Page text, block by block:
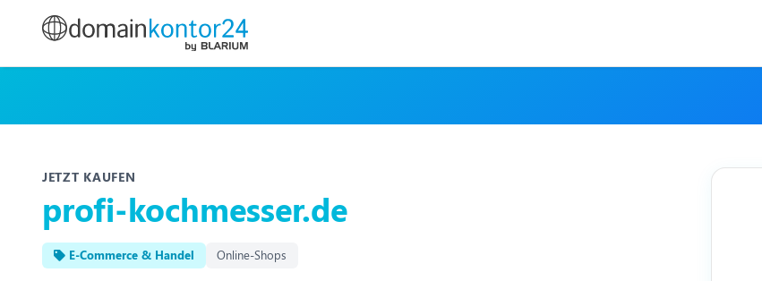
JETZT KAUFEN
profi-kochmesser.de
E-Commerce & Handel Online-Shops